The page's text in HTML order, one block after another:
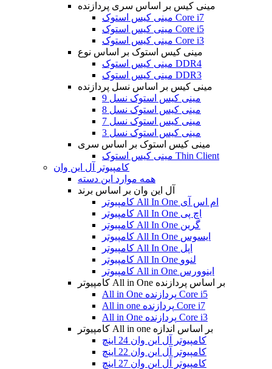
مینی کیس بر اساس سری پردازنده
مینی کیس استوک Core i7
مینی کیس استوک Core i5
مینی کیس استوک Core i3
مینی کیس استوک بر اساس نوع
مینی کیس استوک DDR4
مینی کیس استوک DDR3
مینی کیس بر اساس نسل پردازنده
مینی کیس استوک نسل 9
مینی کیس استوک نسل 8
مینی کیس استوک نسل 7
مینی کیس استوک نسل 3
مینی کیس استوک بر اساس سری
مینی کیس استوک Thin Client
کامپیوتر آل این وان
همه موارد این دسته
آل این وان بر اساس برند
کامپیوتر All In One ام اس آی
کامپیوتر All In One اچ پی
کامپیوتر All In One گرین
کامپیوتر All In One ایسوس
کامپیوتر All In One اپل
کامپیوتر All In One لنوو
کامپیوتر All in One اینوورس
کامپیوتر All in One بر اساس پردازنده
All in One پردازنده Core i5
All in one پردازنده Core i7
All in One پردازنده Core i3
کامپیوتر All in one بر اساس اندازه
کامپیوتر آل این وان 24 اینچ
کامپیوتر آل این وان 22 اینچ
کامپیوتر آل این وان 27 اینچ